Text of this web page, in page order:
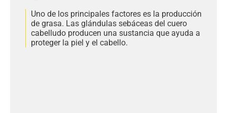
Uno de los principales factores es la producción
de grasa. Las glándulas sebáceas del cuero
cabelludo producen una sustancia que ayuda a
proteger la piel y el cabello.